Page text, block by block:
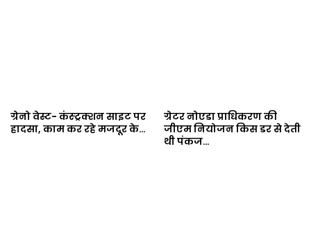
ग्रेनो वेस्ट- कंस्ट्रक्शन साइट पर
हादसा, काम कर रहे मजदूर के…
ग्रेटर नोएडा प्राधिकरण की
जीएम नियोजन किस डर से देती
थी पंकज…